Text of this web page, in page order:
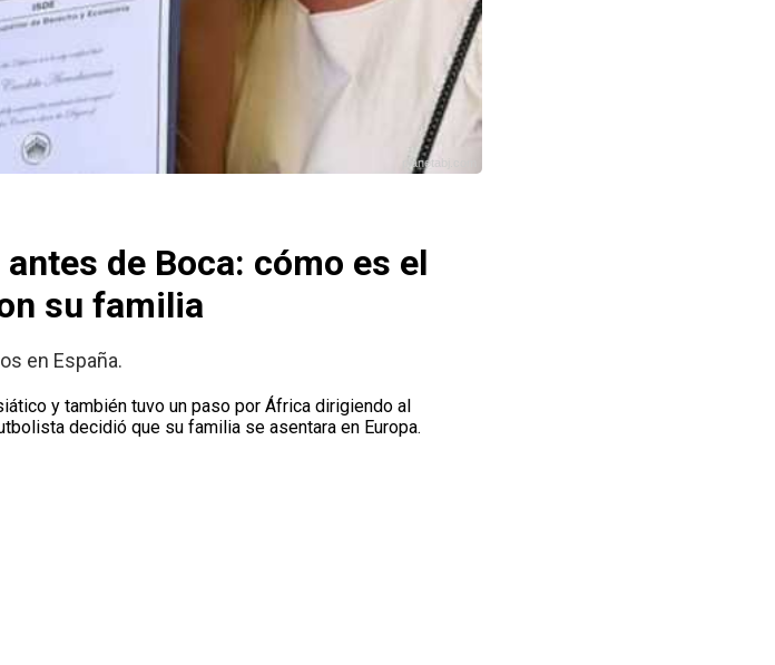
planetabj.com
de Boca: cómo es el
su familia
en España.
y también tuvo un paso por África dirigiendo al
decidió que su familia se asentara en Europa.